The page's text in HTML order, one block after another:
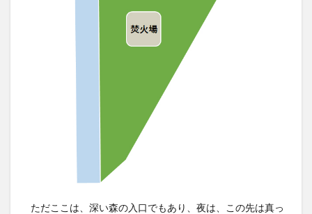
ただここは、深い森の入口でもあり、夜は、この先は真っ